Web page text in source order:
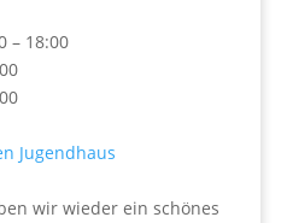
– 18:00
Jugendhaus
wir wieder ein schönes